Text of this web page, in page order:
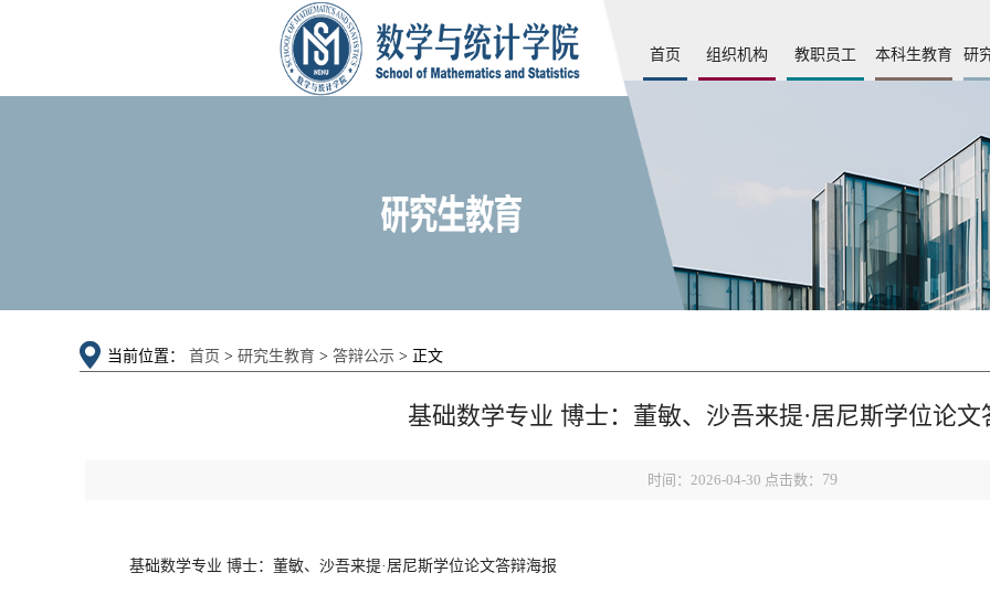
首页 组织机构 教职员工 本科生教育 研
当前位置： 首页 > 研究生教育 > 答辩公示 > 正文
基础数学专业 博士：董敏、沙吾来提·居尼斯学位论文
时间：2026-04-30 点击数： 79
基础数学专业 博士：董敏、沙吾来提·居尼斯学位论文答辩海报